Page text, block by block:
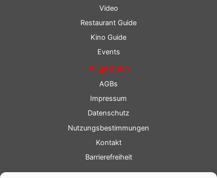
Video
Restaurant Guide
Kino Guide
Events
Allgemein
AGBs
Impressum
Datenschutz
Nutzungsbestimmungen
Kontakt
Barrierefreiheit